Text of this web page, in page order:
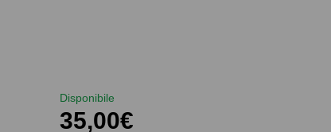
Disponibile
35,00€